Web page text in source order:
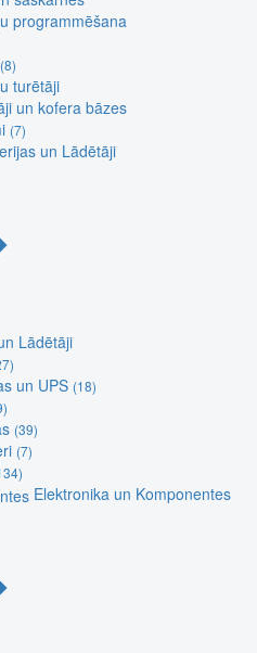
programmēšana
(8)
turētāji
un kofera bāzes
(7)
un Lādētāji
Lādētāji
un UPS (18)
(39)
(7)
Elektronika un Komponentes